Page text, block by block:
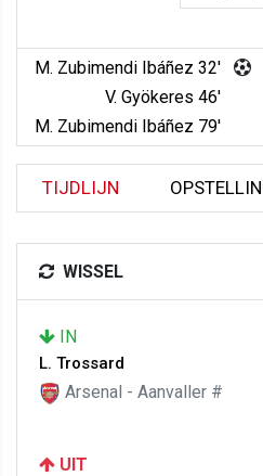
M. Zubimendi Ibáñez 32'
V. Gyökeres 46'
M. Zubimendi Ibáñez 79'
TIJDLIJN
WISSEL
IN
L. Trossard
Arsenal - Aanvaller #
UIT